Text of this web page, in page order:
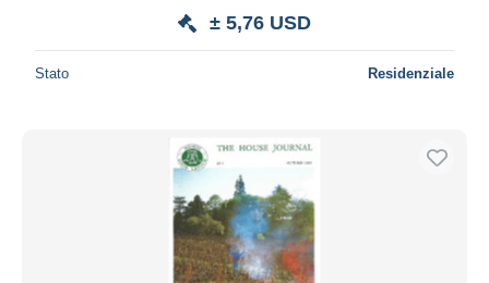
± 5,76 USD
Stato Residenziale